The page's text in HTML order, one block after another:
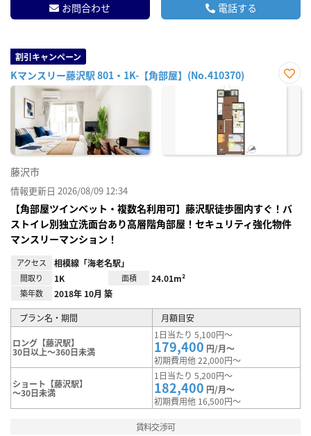
お問合わせ 電話する
割引キャンペーン
Kマンスリー藤沢駅 801・1K-【角部屋】(No.410370)
お気
藤沢市
情報更新日 2026/08/09 12:34
【角部屋ツインベット・複数名利用可】藤沢駅徒歩圏内すぐ！バ
ストイレ別独立洗面台あり高層階角部屋！セキュリティ強化物件
マンスリーマンション！
アクセス 相模線「海老名駅」
間取り 1K 面積 24.01m²
築年数 2018年 10月 築
プラン名・期間 月額目安
ロング【藤沢駅】
30日以上～360日未満
1日当たり 5,100円～
179,400 円/月～
初期費用他 22,000円～
ショート【藤沢駅】
～30日未満
1日当たり 5,200円～
182,400 円/月～
初期費用他 16,500円～
賃料交渉可